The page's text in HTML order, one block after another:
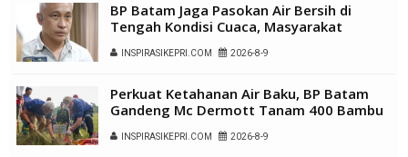
BP Batam Jaga Pasokan Air Bersih di
Tengah Kondisi Cuaca, Masyarakat
Diimbau Gunakan Air Secara Bijak
INSPIRASIKEPRI.COM 2026-8-9
Perkuat Ketahanan Air Baku, BP Batam
Gandeng Mc Dermott Tanam 400 Bambu
Betung di Bendungan Sei Nongsa
INSPIRASIKEPRI.COM 2026-8-9